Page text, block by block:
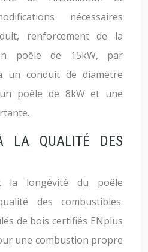
nécessaires
renforcement de la
poêle de 15kW, par
un conduit de diamètre
poêle de 8kW et une
LA QUALITÉ DES
la longévité du poêle
des combustibles.
de bois certifiés ENplus
une combustion propre